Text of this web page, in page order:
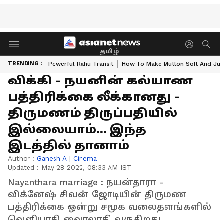
தமிழ்
TRENDING : Powerful Rahu Transit How To Make Mutton Soft And
விக்கி - நயனின் கல்யாண
பத்திரிக்கை லீக்கானது -
திருமணம் திருப்பதியில்
இல்லையாம்... இந்த
இடத்தில் தானாம்
Author : Ganesh A | Cinema
Updated : May 28 2022, 08:33 AM IST
Nayanthara marriage : நயன்தாரா -
விக்னேஷ் சிவன் ஜோடியின் திருமண
பத்திரிக்கை ஒன்று சமூக வலைதளங்களில்